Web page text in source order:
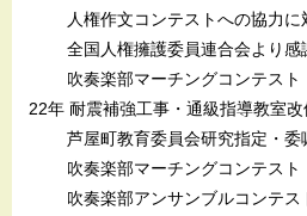
人権作文コンテストへの協力に
全国人権擁護委員連合会より感
吹奏楽部マーチングコンテスト
22年 耐震補強工事・通級指導教室
芦屋町教育委員会研究指定・委
吹奏楽部マーチングコンテスト
吹奏楽部アンサンブルコンテス